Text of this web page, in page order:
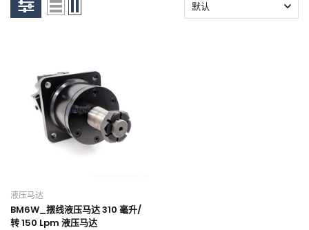
液压马达
BM6W_摆线液压马达 310 毫升/
转 150 Lpm 液压马达